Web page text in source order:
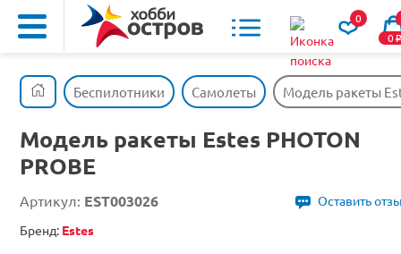
0
0o
Беспилотники Самолеты Модель ракеты
Модель ракеты Estes PHOTON
PROBE
Артикул: EST003026
Оставить
Бренд: Estes